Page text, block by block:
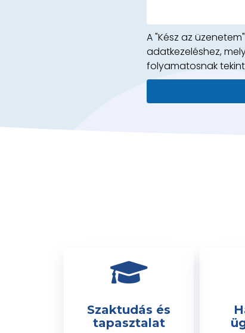
A "Kész az
adatkezeléshez,
folyamatosnak
Szaktudás és
tapasztalat